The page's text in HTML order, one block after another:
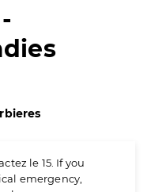
le 15. If you
emergency,